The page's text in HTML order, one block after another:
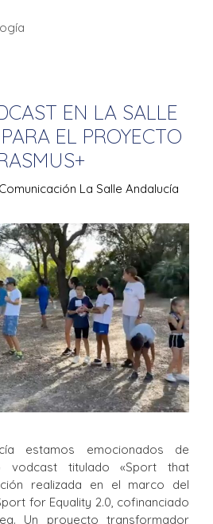
EN LA SALLE
EL PROYECTO
Comunicación La Salle Andalucía
estamos emocionados de
vodcast titulado «Sport that
realizada en el marco del
for Equality 2.0, cofinanciado
Un proyecto transformador